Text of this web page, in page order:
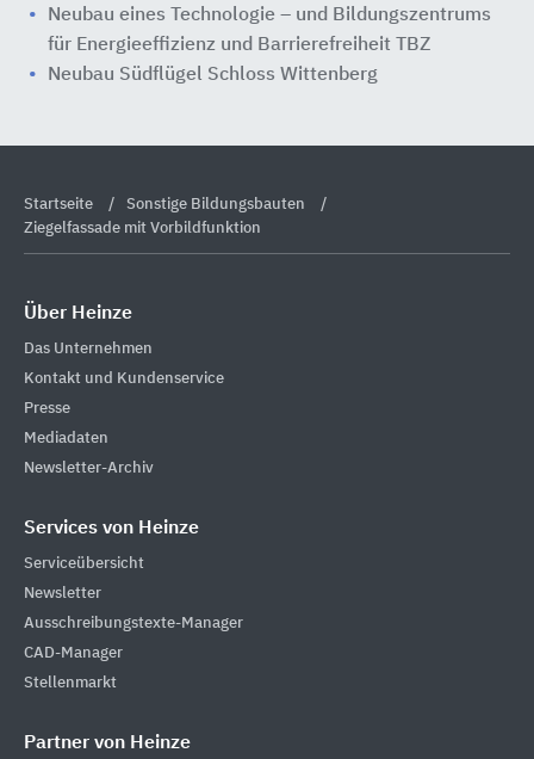
Neubau eines Technologie – und Bildungszentrums
für Energieeffizienz und Barrierefreiheit TBZ
Neubau Südflügel Schloss Wittenberg
Startseite
Sonstige Bildungsbauten
Ziegelfassade mit Vorbildfunktion
Über Heinze
Das Unternehmen
Kontakt und Kundenservice
Presse
Mediadaten
Newsletter-Archiv
Services von Heinze
Serviceübersicht
Newsletter
Ausschreibungstexte-Manager
CAD-Manager
Stellenmarkt
Partner von Heinze